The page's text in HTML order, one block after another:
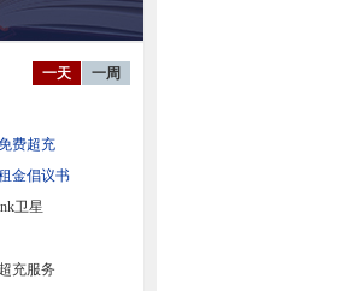
一天 一周
费超充
金倡议书
卫星
充服务